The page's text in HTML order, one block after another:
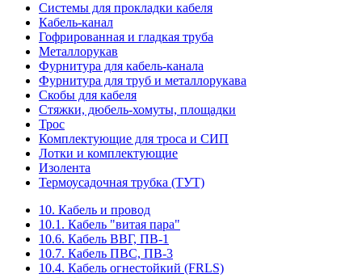
Системы для прокладки кабеля
Кабель-канал
Гофрированная и гладкая труба
Металлорукав
Фурнитура для кабель-канала
Фурнитура для труб и металлорукава
Скобы для кабеля
Стяжки, дюбель-хомуты, площадки
Трос
Комплектующие для троса и СИП
Лотки и комплектующие
Изолента
Термоусадочная трубка (ТУТ)
10. Кабель и провод
10.1. Кабель "витая пара"
10.6. Кабель ВВГ, ПВ-1
10.7. Кабель ПВС, ПВ-3
10.4. Кабель огнестойкий (FRLS)